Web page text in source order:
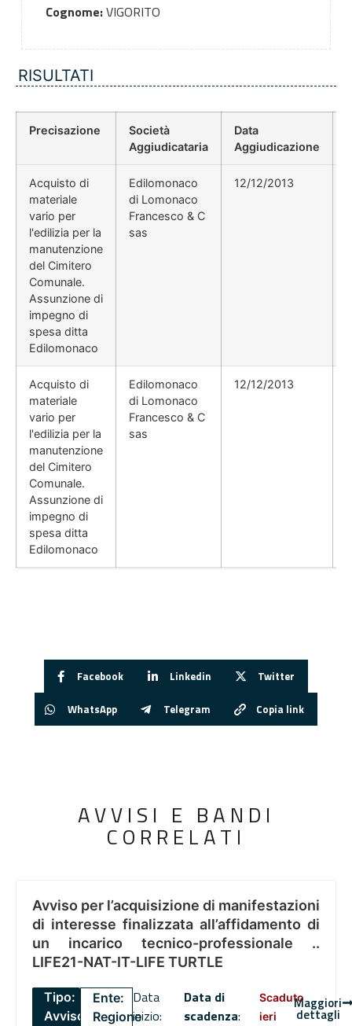
Cognome:VIGORITO
RISULTATI
Precisazione
Società
Aggiudicataria
Data
Aggiudicazione
Acquisto di
materiale
vario per
l'edilizia per la
manutenzione
del Cimitero
Comunale.
Assunzione di
impegno di
spesa ditta
Edilomonaco
Edilomonaco
di Lomonaco
Francesco & C
sas
12/12/2013
Acquisto di
materiale
vario per
l'edilizia per la
manutenzione
del Cimitero
Comunale.
Assunzione di
impegno di
spesa ditta
Edilomonaco
Edilomonaco
di Lomonaco
Francesco & C
sas
12/12/2013
Facebook Linkedin Twitter
WhatsApp Telegram Copia link
AVVISI E BANDI
CORRELATI
Avviso per l’acquisizione di manifestazioni
di interesse finalizzata all’affidamento di
un incarico tecnico-professionale ..
LIFE21-NAT-IT-LIFE TURTLE
Tipo:
Avviso
Ente:
Regione
Data
inizio:
Data di
scadenza:
Scaduto
ieri
Maggiori
dettagli